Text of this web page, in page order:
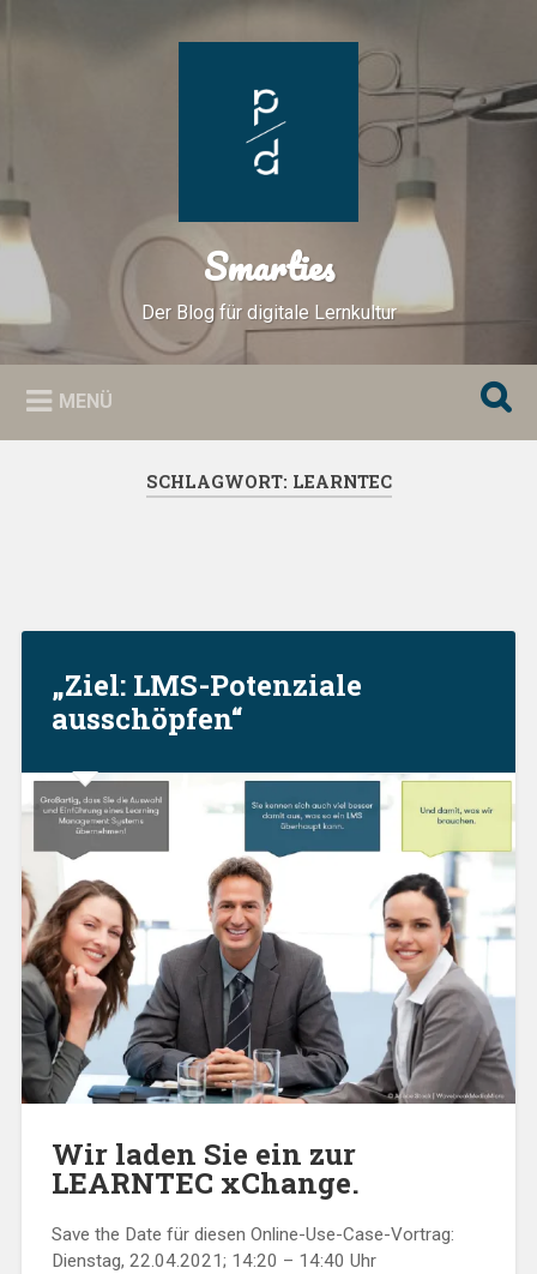
Smarties
Der Blog für digitale Lernkultur
MENÜ
SCHLAGWORT: LEARNTEC
„Ziel: LMS-Potenziale
ausschöpfen“
Wir laden Sie ein zur
LEARNTEC xChange.
Save the Date für diesen Online-Use-Case-Vortrag:
Dienstag, 22.04.2021; 14:20 – 14:40 Uhr